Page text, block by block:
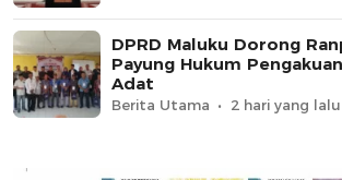
DPRD Maluku Dorong
Payung Hukum
Adat
Berita Utama 2 hari yang lalu